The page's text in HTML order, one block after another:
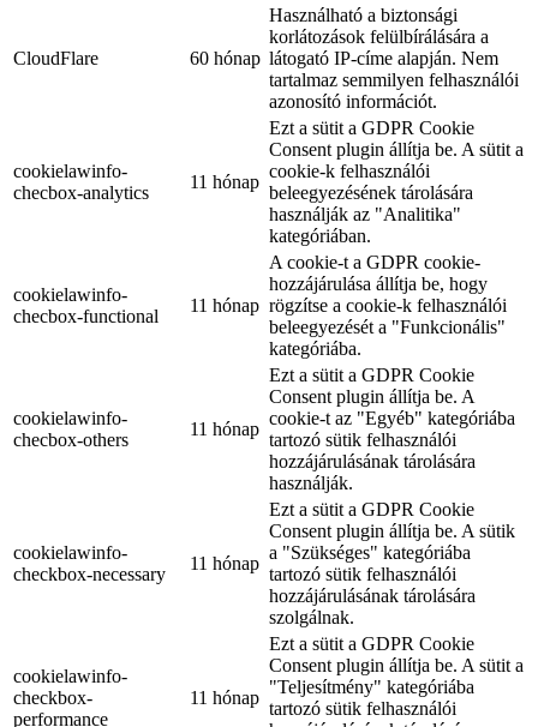
CloudFlare 60 hónap
Használható a biztonsági
korlátozások felülbírálására a
látogató IP-címe alapján. Nem
tartalmaz semmilyen felhasználói
azonosító információt.
cookielawinfo-
checbox-analytics
11 hónap
Ezt a sütit a GDPR Cookie
Consent plugin állítja be. A sütit a
cookie-k felhasználói
beleegyezésének tárolására
használják az "Analitika"
kategóriában.
cookielawinfo-
checbox-functional
11 hónap
A cookie-t a GDPR cookie-
hozzájárulása állítja be, hogy
rögzítse a cookie-k felhasználói
beleegyezését a "Funkcionális"
kategóriába.
cookielawinfo-
checbox-others
11 hónap
Ezt a sütit a GDPR Cookie
Consent plugin állítja be. A
cookie-t az "Egyéb" kategóriába
tartozó sütik felhasználói
hozzájárulásának tárolására
használják.
cookielawinfo-
checkbox-necessary
11 hónap
Ezt a sütit a GDPR Cookie
Consent plugin állítja be. A sütik
a "Szükséges" kategóriába
tartozó sütik felhasználói
hozzájárulásának tárolására
szolgálnak.
cookielawinfo-
checkbox-
performance
11 hónap
Ezt a sütit a GDPR Cookie
Consent plugin állítja be. A sütit a
"Teljesítmény" kategóriába
tartozó sütik felhasználói